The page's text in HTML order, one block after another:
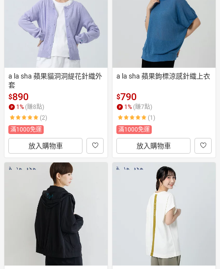
a la sha 蘋果貓洞洞緹花針織外
套
$890
1% (賺8點)
(2)
滿1000免運
放入購物車
a la sha 蘋果鉤標涼感針織上衣
$790
1% (賺7點)
(1)
滿1000免運
放入購物車